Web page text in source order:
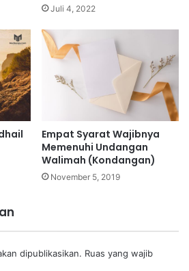
Juli 4, 2022
Empat Syarat Wajibnya
Memenuhi Undangan
Walimah (Kondangan)
November 5, 2019
dipublikasikan. Ruas yang wajib